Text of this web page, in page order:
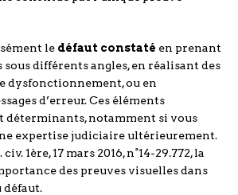
le défaut constaté en prenant
différents angles, en réalisant des
dysfonctionnement, ou en
d’erreur. Ces éléments
déterminants, notamment si vous
expertise judiciaire ultérieurement.
1ère, 17 mars 2016, n°14-29.772, la
des preuves visuelles dans
défaut.